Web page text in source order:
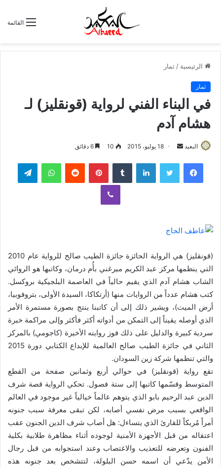
القائمة
الرئيسية / ثمار
ثمار
في البناء الفني لرواية (قونقليز) لـ
هشام آدم
البعيد
س
ل
د
و
ن
ي
ا
18 يوليو، 2015 10
لينكدإن بينتيريست واتساب
ڤايبر
(قونقليز) هي الرواية الحائزة جائزة الطيب صالح للرواية عام 2010
التي ينظمها مركز عبد الكريم ميرغني بأُم درمان، وكاتبها هو الروائي
الشاب هشام آدم الذي يقيم حالياً في العاصمة البلجيكية بروكسل.
كتب هشام عدداً من الروايات منها (أرتكاكا، السيدة الأولى، بتروفوبيا،
أرض الميت)، ويشير ذلك إلى أن كاتبنا ينتج بصورة مستمرة الأمر
الذي أوصله يقيناً إلى التمكن من أدواته أكثر فأكثر وإلى مراكمة خبرة
سردية كبيرة والدليل على ذلك فوز روايته الأخيرة (كاجومي) بالمركز
الثاني في جائزة الطيب صالح العالمية للإبداع الكتابي دورة 2015
والتي تنظمها شركة زين السودان.
تقع رواية (قونقليز) في حوالي أربع وثمانين صفحة من القطع
المتوسط وقسّمها كاتبها إلى ستة فصول. تحكي الرواية قصة شرف
الدين عبد الرحيم بابو الذي يتوهم عالماً خيالياً غير موجود في العالم
الواقعي بسبب مرض نفسي أصابه، لكن تبقى معرفة سبب جنونه
أمراً مُربكاً للقارئ الذي يتساءل: هل أصاب شرف الدين الجنون عقب
اعتقاله من قبل الأجهزة الأمنية لوجوده أثناء مظاهرة طلابية بكلية
الفنون وتعرضه للتعذيب والاغتصاب وعند استجوابه من قبل رجال
الأمن يدّعي أن اسمه حسن البلولة، لتتشخص بعد جنونه هذه